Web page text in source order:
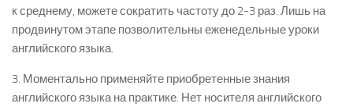
к среднему, можете сократить частоту до 2-3 раз. Лишь на
продвинутом этапе позволительны еженедельные уроки
английского языка.
3. Моментально применяйте приобретенные знания
английского языка на практике. Нет носителя английского